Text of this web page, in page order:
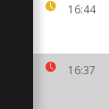
16:44
16:37